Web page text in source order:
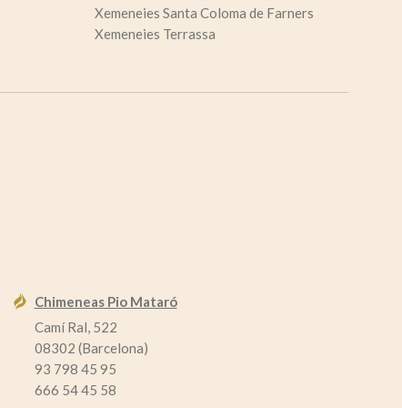
Xemeneies Santa Coloma de Farners
Xemeneies Terrassa
Chimeneas Pio Mataró
Camí Ral, 522
08302 (Barcelona)
93 798 45 95
666 54 45 58